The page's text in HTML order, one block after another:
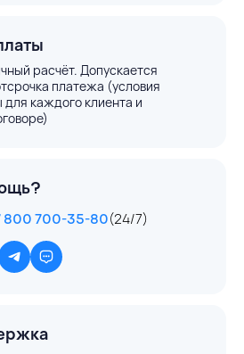
расчёт. Допускается
платежа (условия
каждого клиента и
800 700-35-80(24/7)